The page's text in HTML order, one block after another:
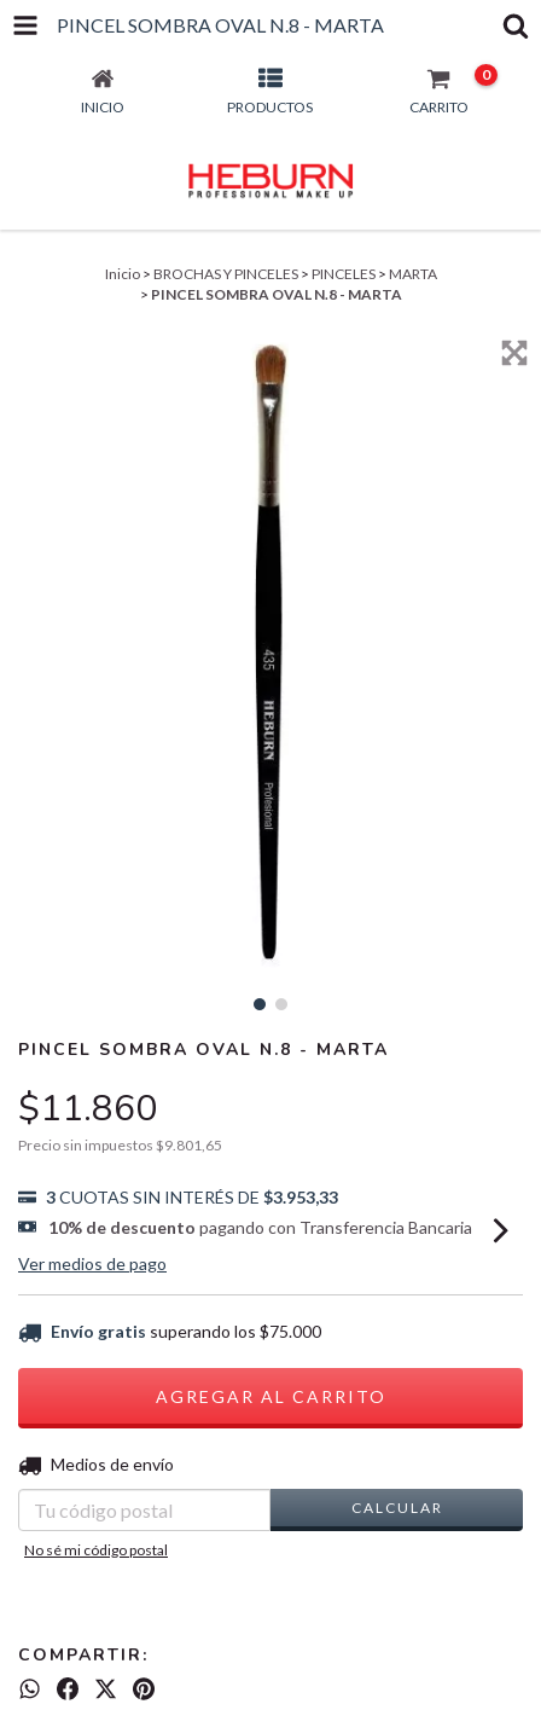
PINCEL SOMBRA OVAL N.8 - MARTA
INICIO PRODUCTOS CARRITO
0
Inicio > BROCHAS Y PINCELES > PINCELES > MARTA
> PINCEL SOMBRA OVAL N.8 - MARTA
PINCEL SOMBRA OVAL N.8 - MARTA
$11.860
Precio sin impuestos $9.801,65
3CUOTAS SIN INTERÉS DE $3.953,33
10% de descuento pagando con Transferencia Bancaria
Ver medios de pago
Envío gratis superando los $75.000
Entregas para el CP:
Medios de envío
CALCULAR
No sé mi código postal
COMPARTIR: